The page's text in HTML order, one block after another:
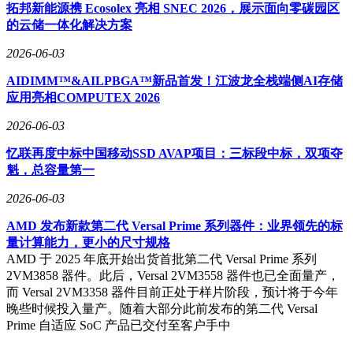
拓邦新能源携 Ecosolex 亮相 SNEC 2026，展示面向零碳园区
的云储一体化解决方案
2026-06-03
AIDIMM™&AILPBGA™新品首发！江波龙全栈端侧AI存储
应用亮相COMPUTEX 2026
2026-06-03
忆联再度中标中国移动SSD AVAP项目：三标段中标，双项夺
魁，总容量第一
2026-06-03
AMD 发布新款第二代 Versal Prime 系列器件：业界领先的标
量计算能力，更小的尺寸规格
AMD 于 2025 年底开始出货首批第二代 Versal Prime 系列
2VM3858 器件。此后，Versal 2VM3558 器件也已全面量产，
而 Versal 2VM3358 器件目前正处于样片阶段，预计将于今年
晚些时候投入量产。随着大部分此前发布的第二代 Versal
Prime 自适应 SoC 产品已交付至客户手中